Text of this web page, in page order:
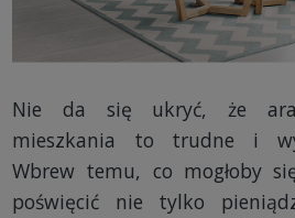
Nie da się ukryć, że
mieszkania to trudne i
Wbrew temu, co mogłoby
poświęcić nie tylko